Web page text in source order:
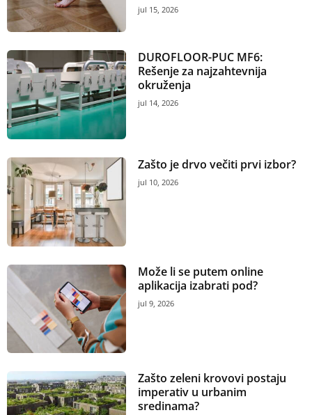
jul 15, 2026
DUROFLOOR-PUC MF6:
Rešenje za najzahtevnija
okruženja
jul 14, 2026
Zašto je drvo večiti prvi izbor?
jul 10, 2026
Može li se putem online
aplikacija izabrati pod?
jul 9, 2026
Zašto zeleni krovovi postaju
imperativ u urbanim
sredinama?